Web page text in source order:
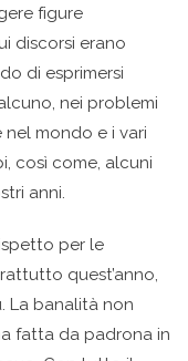
figure
discorsi erano
di esprimersi
nei problemi
nel mondo e i vari
così come, alcuni
anni.
per le
quest’anno,
La banalità non
fatta da padrona in